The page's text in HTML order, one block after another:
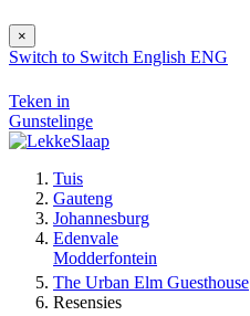
×
Switch to Switch English ENG
Teken in
Gunstelinge
Tuis
Gauteng
Johannesburg
Edenvale
Modderfontein
The Urban Elm Guesthouse
Resensies